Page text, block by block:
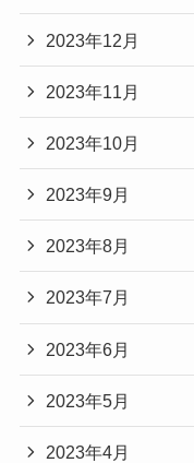
2023年12月
2023年11月
2023年10月
2023年9月
2023年8月
2023年7月
2023年6月
2023年5月
2023年4月